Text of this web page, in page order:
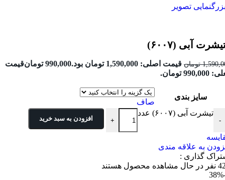
تصویر
آبی (۶۰۰۷)
تومان قیمت اصلی: 1,590,000 تومان بود. 990,000 تومانقیمت
تومان.
سایز بندی
صاف
-
تیشرت آبی (۶۰۰۷) عدد
+ افزودن به سبد خرید
به علاقه مندی
گذاری :
نفر در حال مشاهده محصول هستند
-